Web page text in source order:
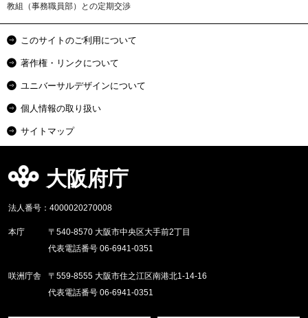
教組（事務職員部）との定期交渉
このサイトのご利用について
著作権・リンクについて
ユニバーサルデザインについて
個人情報の取り扱い
サイトマップ
大阪府庁
法人番号：4000020270008
本庁
〒540-8570 大阪市中央区大手前2丁目
代表電話番号 06-6941-0351
咲洲庁舎
〒559-8555 大阪市住之江区南港北1-14-16
代表電話番号 06-6941-0351